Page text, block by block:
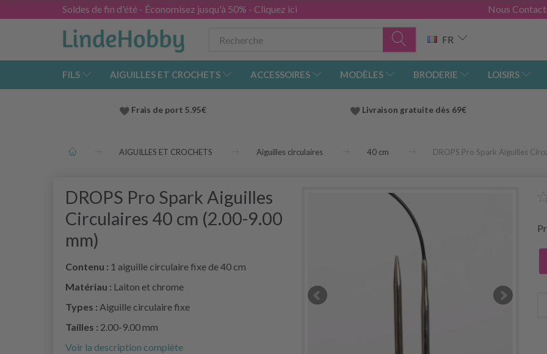
Soldes de fin d'été - Économisez jusqu'à 50% - Cliquez ici Nous
FR
FILS AIGUILLES ET CROCHETS ACCESSOIRES MODÈLES BRODERIE LOISIRS
Frais de port 5.95€ Livraison gratuite dès 69€
AIGUILLES ET CROCHETS Aiguilles circulaires 40 cm DROPS Pro Spark Aiguilles
DROPS Pro Spark Aiguilles
Circulaires 40 cm (2.00-9.00
mm)
Contenu : 1 aiguille circulaire fixe de 40 cm
Matériau : Laiton et chrome
Types : Aiguille circulaire fixe
Tailles : 2.00-9.00 mm
Voir la description complète